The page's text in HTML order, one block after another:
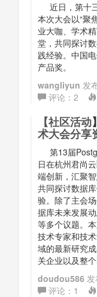
近日，第十
本次大会以“聚
业大咖、学术
堂，共同探讨
践经验。中国
产品奖。
wangliyun 发
评论： 2
【社区活动】
术大会分享
第13届
日在杭州君尚
端创新，汇聚
共同探讨数据
验。除了主会
据库未来发展
等多个议题。
技术专家和技
域的最新研究
关企业以及整
doudou586
评论： 1